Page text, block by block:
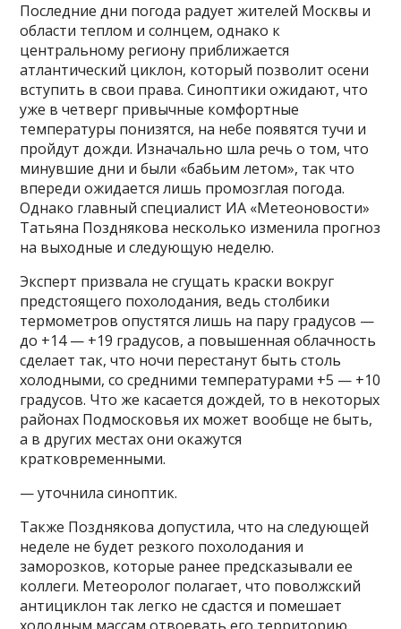
Последние дни погода радует жителей Москвы и
области теплом и солнцем, однако к
центральному региону приближается
атлантический циклон, который позволит осени
вступить в свои права. Синоптики ожидают, что
уже в четверг привычные комфортные
температуры понизятся, на небе появятся тучи и
пройдут дожди. Изначально шла речь о том, что
минувшие дни и были «бабьим летом», так что
впереди ожидается лишь промозглая погода.
Однако главный специалист ИА «Метеоновости»
Татьяна Позднякова несколько изменила прогноз
на выходные и следующую неделю.
Эксперт призвала не сгущать краски вокруг
предстоящего похолодания, ведь столбики
термометров опустятся лишь на пару градусов —
до +14 — +19 градусов, а повышенная облачность
сделает так, что ночи перестанут быть столь
холодными, со средними температурами +5 — +10
градусов. Что же касается дождей, то в некоторых
районах Подмосковья их может вообще не быть,
а в других местах они окажутся
кратковременными.
— уточнила синоптик.
Также Позднякова допустила, что на следующей
неделе не будет резкого похолодания и
заморозков, которые ранее предсказывали ее
коллеги. Метеоролог полагает, что поволжский
антициклон так легко не сдастся и помешает